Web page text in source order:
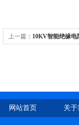
上一篇： 10KV智能绝缘
网站首页 关